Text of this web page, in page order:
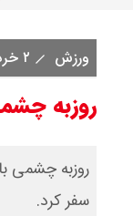
ورزش ۲ خرداد ۱۴۰۵
روزبه
روزبه چشمی
سفر کرد.